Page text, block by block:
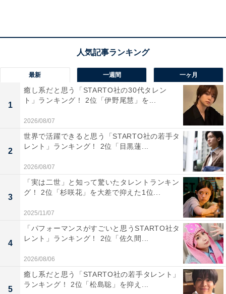
第2位：関西大学（21.8％）
2位は、「関西大学」でした。
大阪府吹田市に本部を置く関西大学は、関西地方初の法
律学校として1886に設立されました。2022年現在では法
学部や経済学部をはじめ、13の学部と15の研究科に約3
万人の学生が在籍しています。
最新 一週間 一ヶ月
1
癒し系だと思う「STARTO社の30代タレン
ト」ランキング！ 2位「伊野尾慧」を...
2026/08/07
2
世界で活躍できると思う「STARTO社の若手タ
レント」ランキング！ 2位「目黒蓮...
2026/08/07
3
「実は二世」と知って驚いたタレントランキン
グ！ 2位「杉咲花」を大差で抑えた1位...
2025/11/07
4
「パフォーマンスがすごいと思うSTARTO社タ
レント」ランキング！ 2位「佐久間...
2026/08/06
5
癒し系だと思う「STARTO社の若手タレント」
ランキング！ 2位「松島聡」を抑え...